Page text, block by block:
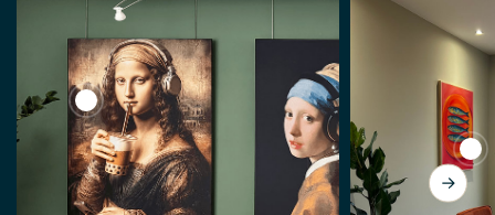
View La Joconde avec un casque audio et un